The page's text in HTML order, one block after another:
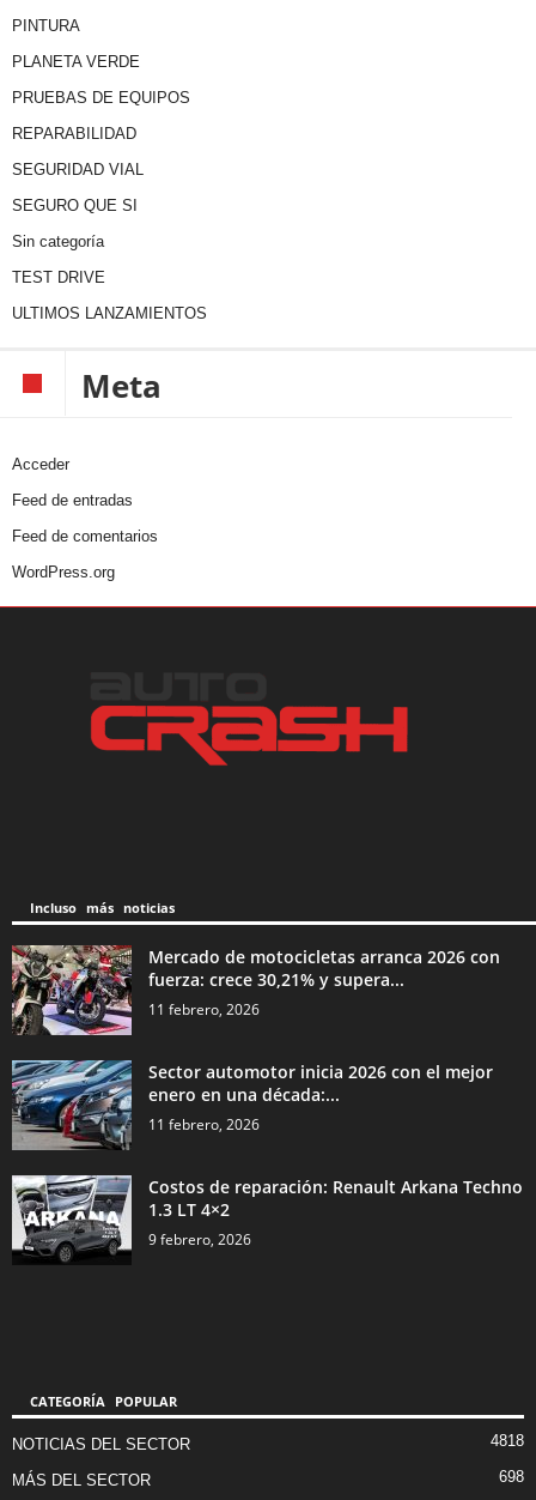
PINTURA
PLANETA VERDE
PRUEBAS DE EQUIPOS
REPARABILIDAD
SEGURIDAD VIAL
SEGURO QUE SI
Sin categoría
TEST DRIVE
ULTIMOS LANZAMIENTOS
Meta
Acceder
Feed de entradas
Feed de comentarios
WordPress.org
Incluso más noticias
Mercado de motocicletas arranca 2026 con
fuerza: crece 30,21% y supera...
11 febrero, 2026
Sector automotor inicia 2026 con el mejor
enero en una década:...
11 febrero, 2026
Costos de reparación: Renault Arkana Techno
1.3 LT 4×2
9 febrero, 2026
CATEGORÍA POPULAR
NOTICIAS DEL SECTOR 4818
MÁS DEL SECTOR 698